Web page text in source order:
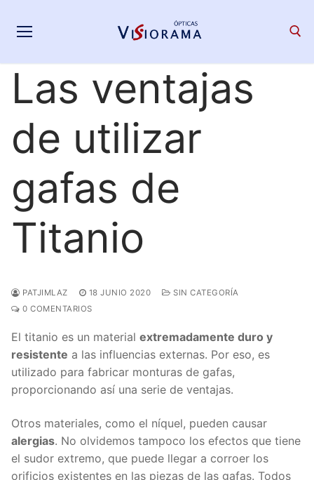
Search for:
Las ventajas
de utilizar
gafas de
Titanio
PATJIMLAZ 18 JUNIO 2020
SIN CATEGORÍA
0 COMENTARIOS
El titanio es un material extremadamente duro y
resistente a las influencias externas. Por eso, es
utilizado para fabricar monturas de gafas,
proporcionando así una serie de ventajas.
Otros materiales, como el níquel, pueden causar
alergias. No olvidemos tampoco los efectos que tiene
el sudor extremo, que puede llegar a corroer los
orificios existentes en las piezas de las gafas. Todos